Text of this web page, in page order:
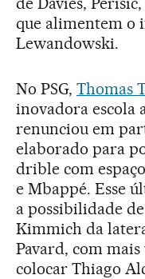
que alimentem o
Lewandowski.
No PSG, Thomas
inovadora escola
renunciou em
elaborado para
drible com
e Mbappé. Esse
a possibilidade
Kimmich da
Pavard, com
colocar Thiago